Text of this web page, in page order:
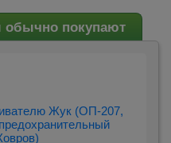
обычно покупают